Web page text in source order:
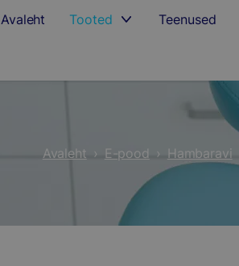
Avaleht Tooted Teenused
Avaleht › E-pood › Hambaravi